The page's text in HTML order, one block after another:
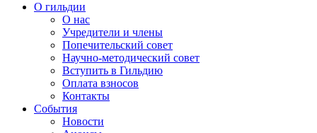
О гильдии
О нас
Учредители и члены
Попечительский совет
Научно-методический совет
Вступить в Гильдию
Оплата взносов
Контакты
События
Новости